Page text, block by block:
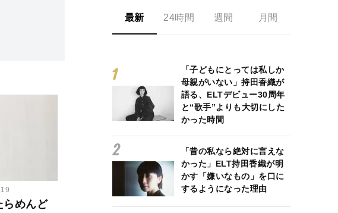
らめんど
最新 24時間 週間 月間
「子どもにとっては私しか
母親がいない」持田香織が
語る、ELTデビュー30周年
と“歌手”よりも大切にした
かった時間
「昔の私なら絶対に言えな
かった」ELT持田香織が明
かす「嫌いなもの」を口に
するようになった理由